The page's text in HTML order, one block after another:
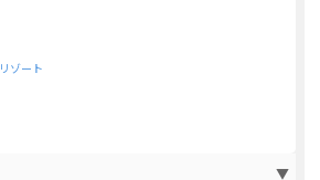
リゾート